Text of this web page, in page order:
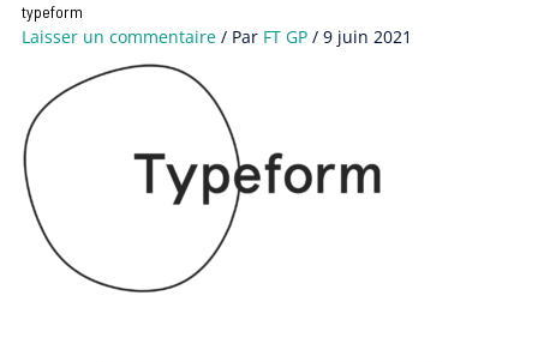
typeform
Laisser un commentaire / Par FT GP/9 juin 2021